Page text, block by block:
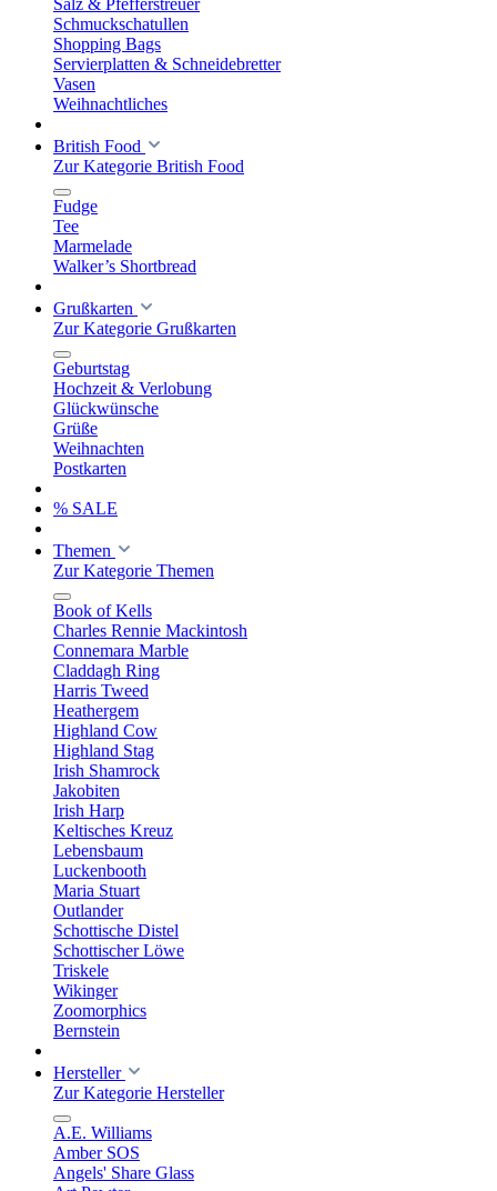
Salz & Pfefferstreuer
Schmuckschatullen
Shopping Bags
Servierplatten & Schneidebretter
Vasen
Weihnachtliches
British Food
Zur Kategorie British Food
Fudge
Tee
Marmelade
Walker’s Shortbread
Grußkarten
Zur Kategorie Grußkarten
Geburtstag
Hochzeit & Verlobung
Glückwünsche
Grüße
Weihnachten
Postkarten
% SALE
Themen
Zur Kategorie Themen
Book of Kells
Charles Rennie Mackintosh
Connemara Marble
Claddagh Ring
Harris Tweed
Heathergem
Highland Cow
Highland Stag
Irish Shamrock
Jakobiten
Irish Harp
Keltisches Kreuz
Lebensbaum
Luckenbooth
Maria Stuart
Outlander
Schottische Distel
Schottischer Löwe
Triskele
Wikinger
Zoomorphics
Bernstein
Hersteller
Zur Kategorie Hersteller
A.E. Williams
Amber SOS
Angels' Share Glass